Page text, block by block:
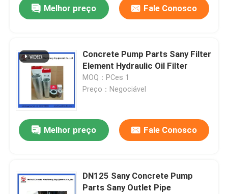
Melhor preço Fale Conosco
Concrete Pump Parts Sany Filter
Element Hydraulic Oil Filter
MOQ：PCes 1
Preço：Negociável
Melhor preço Fale Conosco
DN125 Sany Concrete Pump
Parts Sany Outlet Pipe